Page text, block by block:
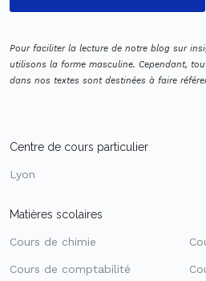
Pour faciliter la lecture de notre blog sur
utilisons la forme masculine. Cependant,
dans nos textes sont destinées à faire
Centre de cours particulier
Lyon
Matières scolaires
Cours de chimie
Cours de comptabilité